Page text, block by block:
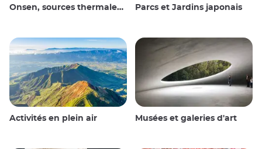
Onsen, sources thermales et bains publics Parcs et Jardins japonais
Activités en plein air Musées et galeries d'art